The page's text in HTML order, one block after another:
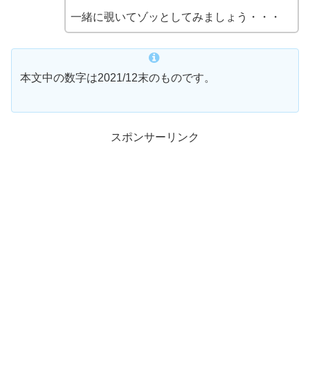
一緒に覗いてゾッとしてみましょう・・・
本文中の数字は2021/12末のものです。
スポンサーリンク